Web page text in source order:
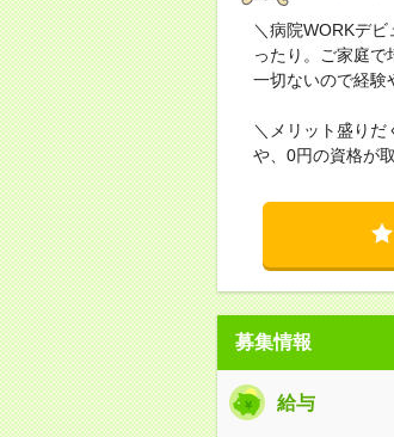
＼病院WORKデ
ったり。ご家庭
一切ないので経験
＼メリット盛り
や、0円の資格が
募集情報
給与